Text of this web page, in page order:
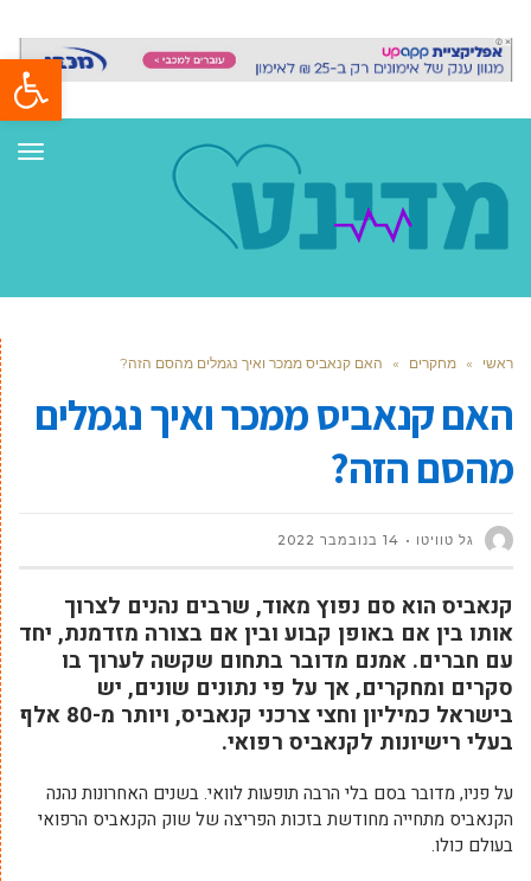
פתח
ראשי » מחקרים » האם קנאביס ממכר ואיך נגמלים מהסם הזה?
האם קנאביס ממכר ואיך נגמלים
מהסם הזה?
גל טוויטו 14 בנובמבר 2022
קנאביס הוא סם נפוץ מאוד, שרבים נהנים לצרוך
אותו בין אם באופן קבוע ובין אם בצורה מזדמנת, יחד
עם חברים. אמנם מדובר בתחום שקשה לערוך בו
סקרים ומחקרים, אך על פי נתונים שונים, יש
בישראל כמיליון וחצי צרכני קנאביס, ויותר מ-80 אלף
בעלי רישיונות לקנאביס רפואי.
על פניו, מדובר בסם בלי הרבה תופעות לוואי. בשנים האחרונות נהנה
הקנאביס מתחייה מחודשת בזכות הפריצה של שוק הקנאביס הרפואי
בעולם כולו.